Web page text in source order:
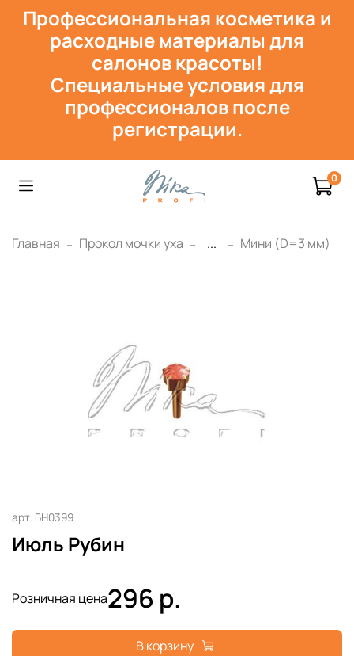
Профессиональная косметика и
расходные материалы для
салонов красоты!
Специальные условия для
профессионалов после
регистрации.
0
Главная Прокол мочки уха ... Мини (D=3 мм)
арт. БН0399
Июль Рубин
Розничная цена296 р.
В корзину